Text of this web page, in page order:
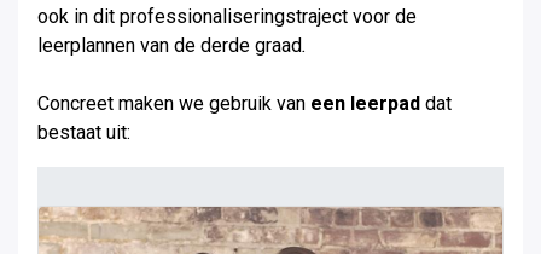
ook in dit professionaliseringstraject voor de
leerplannen van de derde graad.
Concreet maken we gebruik van een leerpad dat
bestaat uit: